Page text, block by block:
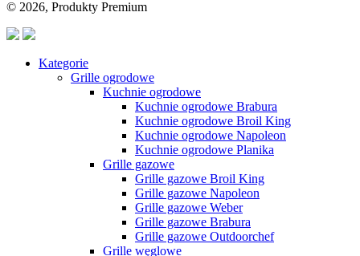
© 2026, Produkty Premium
Kategorie
Grille ogrodowe
Kuchnie ogrodowe
Kuchnie ogrodowe Brabura
Kuchnie ogrodowe Broil King
Kuchnie ogrodowe Napoleon
Kuchnie ogrodowe Planika
Grille gazowe
Grille gazowe Broil King
Grille gazowe Napoleon
Grille gazowe Weber
Grille gazowe Brabura
Grille gazowe Outdoorchef
Grille węglowe